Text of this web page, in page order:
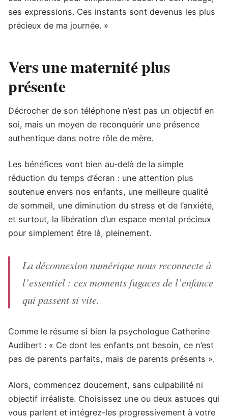
ses expressions. Ces instants sont devenus les plus
précieux de ma journée. »
Vers une maternité plus
présente
Décrocher de son téléphone n’est pas un objectif en
soi, mais un moyen de reconquérir une présence
authentique dans notre rôle de mère.
Les bénéfices vont bien au-delà de la simple
réduction du temps d’écran : une attention plus
soutenue envers nos enfants, une meilleure qualité
de sommeil, une diminution du stress et de l’anxiété,
et surtout, la libération d’un espace mental précieux
pour simplement être là, pleinement.
La déconnexion numérique nous reconnecte à
l’essentiel : ces moments fugaces de l’enfance
qui passent si vite.
Comme le résume si bien la psychologue Catherine
Audibert : « Ce dont les enfants ont besoin, ce n’est
pas de parents parfaits, mais de parents présents ».
Alors, commencez doucement, sans culpabilité ni
objectif irréaliste. Choisissez une ou deux astuces qui
vous parlent et intégrez-les progressivement à votre